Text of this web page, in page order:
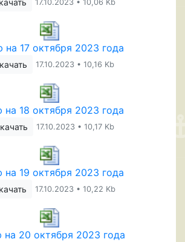
17.10.2023 • 10,06 Kb
17 октября 2023 года
17.10.2023 • 10,16 Kb
18 октября 2023 года
17.10.2023 • 10,17 Kb
19 октября 2023 года
17.10.2023 • 10,22 Kb
20 октября 2023 года